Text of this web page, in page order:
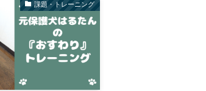
課題・トレーニング